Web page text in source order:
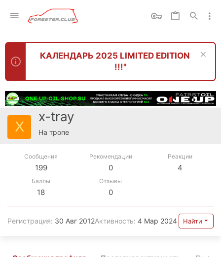
КАЛЕНДАРЬ 2025 LIMITED EDITION
!!!"
X
x-tray
На тропе
Сообщения
199
Рекомендации
0
Реакции
4
Баллы
18
Отзывы
0
Регистрация 30 Авг 2012Активность 4 Мар 2024 Найти